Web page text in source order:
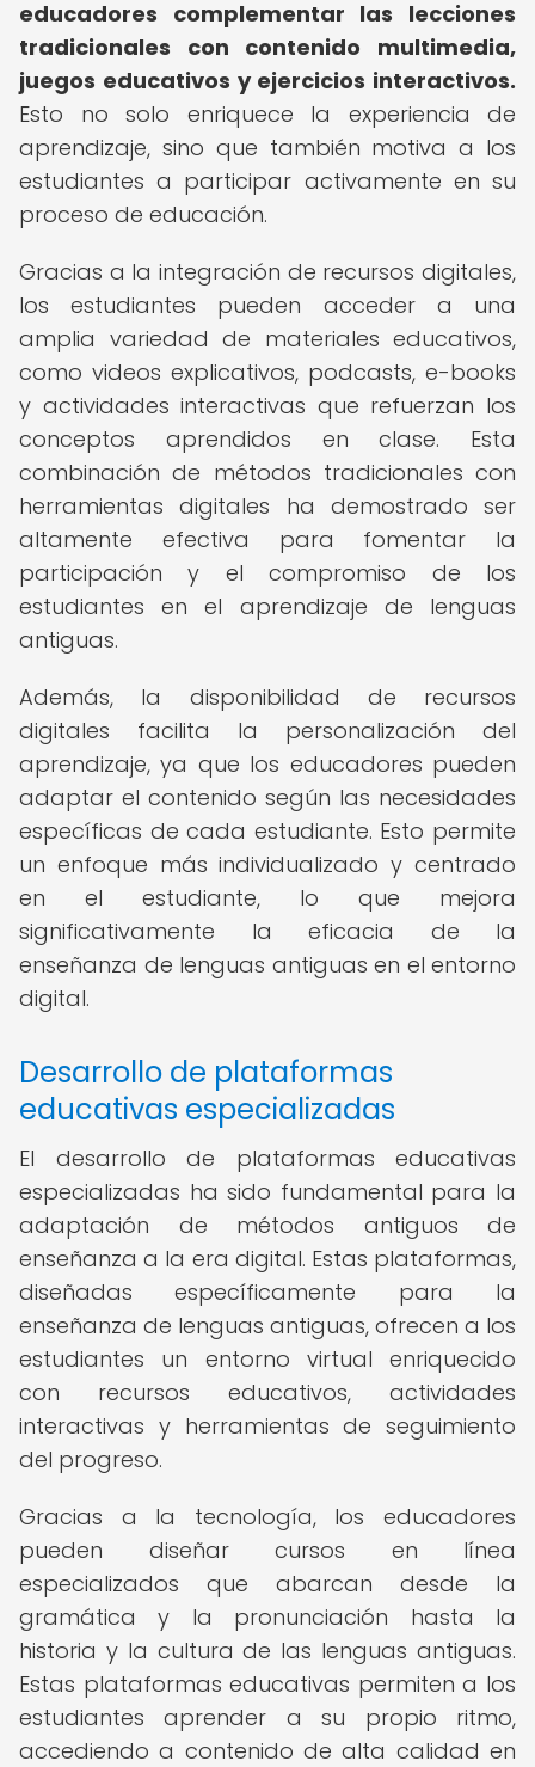
educadores complementar las lecciones
tradicionales con contenido multimedia,
juegos educativos y ejercicios interactivos.
Esto no solo enriquece la experiencia de
aprendizaje, sino que también motiva a los
estudiantes a participar activamente en su
proceso de educación.
Gracias a la integración de recursos digitales,
los estudiantes pueden acceder a una
amplia variedad de materiales educativos,
como videos explicativos, podcasts, e-books
y actividades interactivas que refuerzan los
conceptos aprendidos en clase. Esta
combinación de métodos tradicionales con
herramientas digitales ha demostrado ser
altamente efectiva para fomentar la
participación y el compromiso de los
estudiantes en el aprendizaje de lenguas
antiguas.
Además, la disponibilidad de recursos
digitales facilita la personalización del
aprendizaje, ya que los educadores pueden
adaptar el contenido según las necesidades
específicas de cada estudiante. Esto permite
un enfoque más individualizado y centrado
en el estudiante, lo que mejora
significativamente la eficacia de la
enseñanza de lenguas antiguas en el entorno
digital.
Desarrollo de plataformas
educativas especializadas
El desarrollo de plataformas educativas
especializadas ha sido fundamental para la
adaptación de métodos antiguos de
enseñanza a la era digital. Estas plataformas,
diseñadas específicamente para la
enseñanza de lenguas antiguas, ofrecen a los
estudiantes un entorno virtual enriquecido
con recursos educativos, actividades
interactivas y herramientas de seguimiento
del progreso.
Gracias a la tecnología, los educadores
pueden diseñar cursos en línea
especializados que abarcan desde la
gramática y la pronunciación hasta la
historia y la cultura de las lenguas antiguas.
Estas plataformas educativas permiten a los
estudiantes aprender a su propio ritmo,
accediendo a contenido de alta calidad en